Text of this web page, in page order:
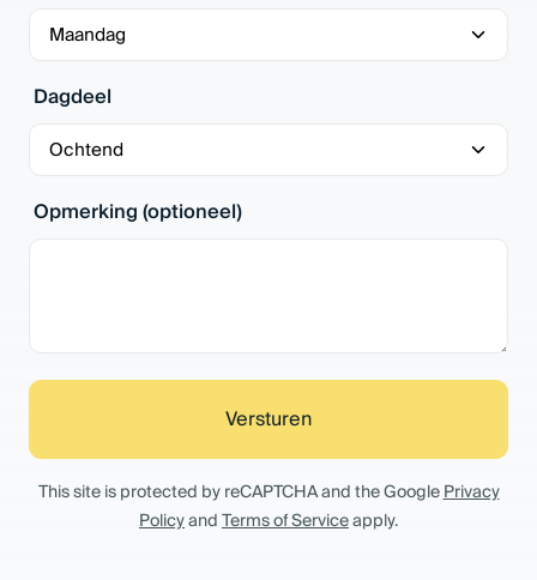
Dagdeel
Opmerking (optioneel)
This site is protected by reCAPTCHA and the GooglePrivacy
PolicyandTerms of Serviceapply.